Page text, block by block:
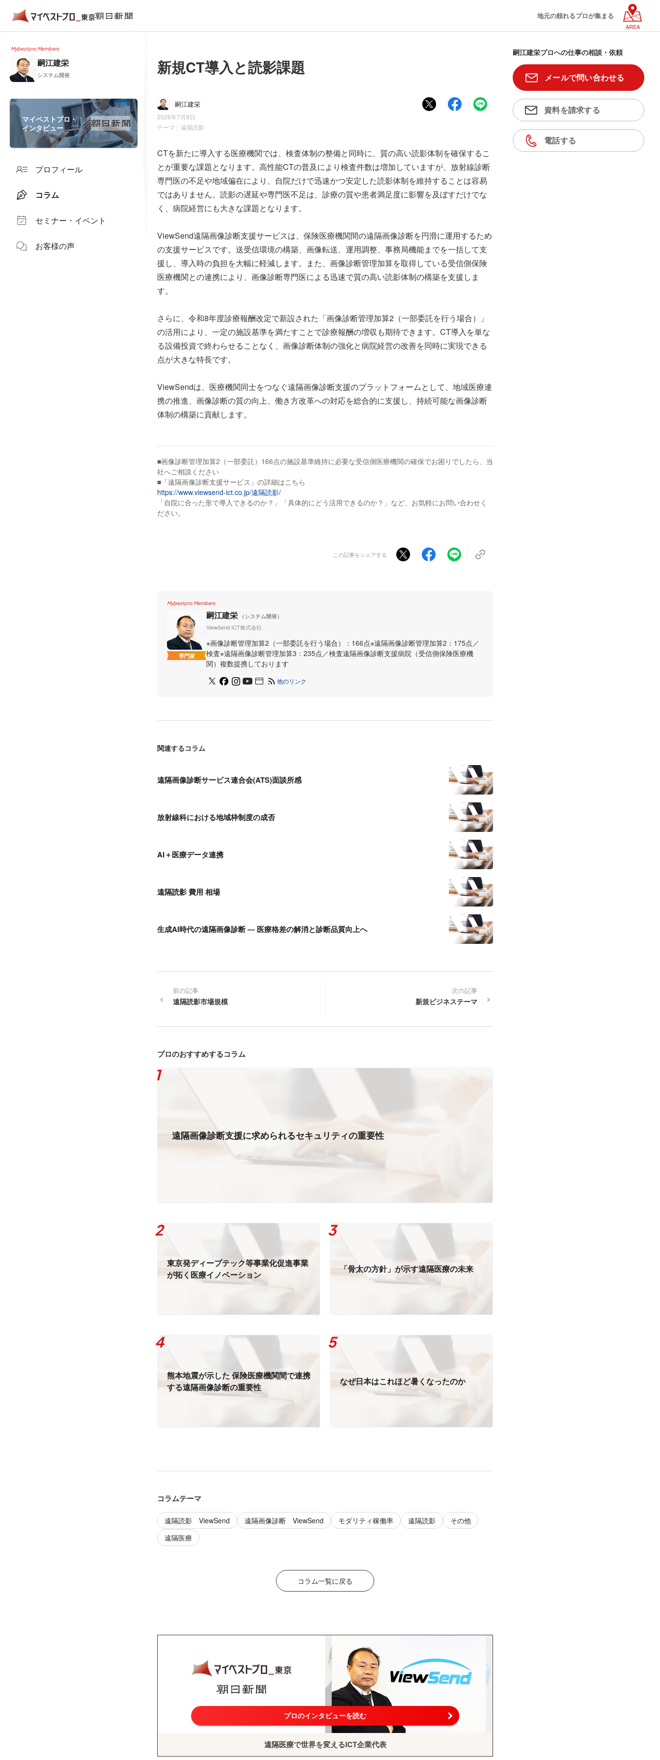
地元の頼れるプロが集まる
AREA
Mybestpro Members
嗣江建栄
システム開発
マイベストプロ・
インタビュー
プロフィール
コラム
セミナー・イベント
お客様の声
新規CT導入と読影課題
嗣江建栄
2026年7月8日
テーマ： 遠隔読影
CTを新たに導入する医療機関では、検査体制の整備と同時に、質の高い読影体制を確保するこ
とが重要な課題となります。高性能CTの普及により検査件数は増加していますが、放射線診断
専門医の不足や地域偏在により、自院だけで迅速かつ安定した読影体制を維持することは容易
ではありません。読影の遅延や専門医不足は、診療の質や患者満足度に影響を及ぼすだけでな
く、病院経営にも大きな課題となります。
ViewSend遠隔画像診断支援サービスは、保険医療機関間の遠隔画像診断を円滑に運用するため
の支援サービスです。送受信環境の構築、画像転送、運用調整、事務局機能までを一括して支
援し、導入時の負担を大幅に軽減します。また、画像診断管理加算を取得している受信側保険
医療機関との連携により、画像診断専門医による迅速で質の高い読影体制の構築を支援しま
す。
さらに、令和8年度診療報酬改定で新設された「画像診断管理加算2（一部委託を行う場合）」
の活用により、一定の施設基準を満たすことで診療報酬の増収も期待できます。CT導入を単な
る設備投資で終わらせることなく、画像診断体制の強化と病院経営の改善を同時に実現できる
点が大きな特長です。
ViewSendは、医療機関同士をつなぐ遠隔画像診断支援のプラットフォームとして、地域医療連
携の推進、画像診断の質の向上、働き方改革への対応を総合的に支援し、持続可能な画像診断
体制の構築に貢献します。
■画像診断管理加算2（⼀部委託）166点の施設基準維持に必要な受信側医療機関の確保でお困りでしたら、当
社へご相談ください
■「遠隔画像診断支援サービス」の詳細はこちら
https://www.viewsend-ict.co.jp/遠隔読影/
「自院に合った形で導入できるのか？」「具体的にどう活用できるのか？」など、お気軽にお問い合わせく
ださい。
この記事をシェアする
Mybestpro Members
専門家
嗣江建栄
（システム開発）
ViewSend ICT株式会社
※画像診断管理加算2（一部委託を行う場合）：166点※遠隔画像診断管理加算2：175点／
検査※遠隔画像診断管理加算3：235点／検査遠隔画像診断支援病院（受信側保険医療機
関）複数提携しております
他のリンク
関連するコラム
遠隔画像診断サービス連合会(ATS)面談所感
放射線科における地域枠制度の成否
AI＋医療データ連携
遠隔読影 費用 相場
生成AI時代の遠隔画像診断 ― 医療格差の解消と診断品質向上へ
前の記事
遠隔読影市場規模
次の記事
新規ビジネステーマ
プロのおすすめするコラム
遠隔画像診断支援に求められるセキュリティの重要性
東京発ディープテック等事業化促進事業
が拓く医療イノベーション
「骨太の方針」が示す遠隔医療の未来
熊本地震が示した 保険医療機関間で連携
する遠隔画像診断の重要性
なぜ日本はこれほど暑くなったのか
コラムテーマ
遠隔読影 ViewSend 遠隔画像診断 ViewSend モダリティ稼働率 遠隔読影
その他
遠隔医療
コラム一覧に戻る
プロのインタビューを読む
遠隔医療で世界を変えるICT企業代表
嗣江建栄プロへの仕事の相談・依頼
メールで問い合わせる
資料を請求する
電話する